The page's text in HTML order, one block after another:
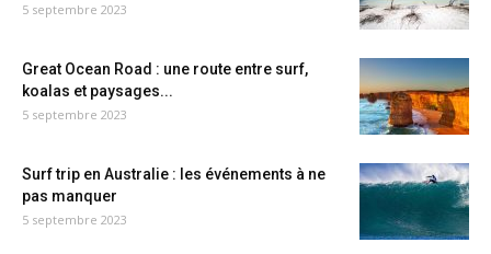
5 septembre 2023
Great Ocean Road : une route entre surf,
koalas et paysages...
5 septembre 2023
Surf trip en Australie : les événements à ne
pas manquer
5 septembre 2023